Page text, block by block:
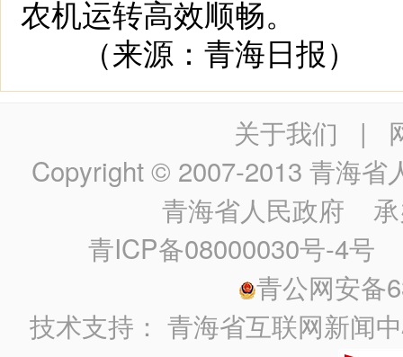
农机运转高效顺畅。
（来源：青海日报）
关于我们 |
Copyright © 2007-2013 青海省
青海省人民政府 承
青ICP备08000030号-4号
青公网安备
技术支持：青海省互联网新闻